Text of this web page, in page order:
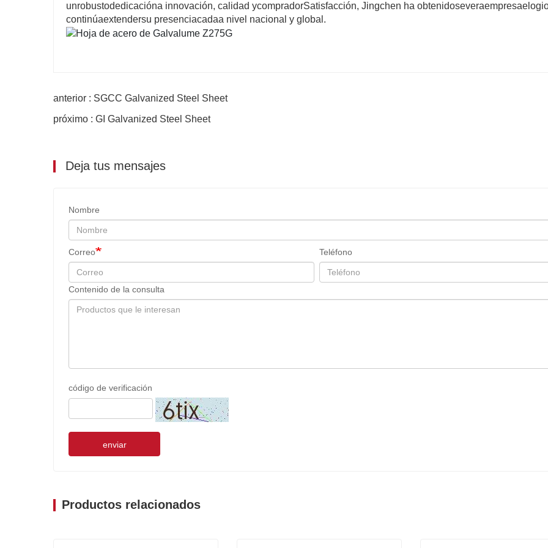
unrobustodedicacióna innovación, calidad ycompradorSatisfacción, Jingchen ha obtenidoseveraempresa
continúaextendersu presenciacadaa nivel nacional y global.
anterior : SGCC Galvanized Steel Sheet
próximo : GI Galvanized Steel Sheet
Deja tus mensajes
Nombre
Correo Teléfono
Contenido de la consulta
código de verificación
enviar
Productos relacionados